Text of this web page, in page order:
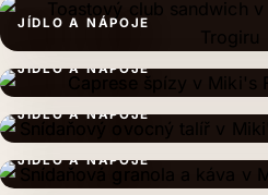
JÍDLO A NÁPOJE
JÍDLO A NÁPOJE
JÍDLO A NÁPOJE
JÍDLO A NÁPOJE